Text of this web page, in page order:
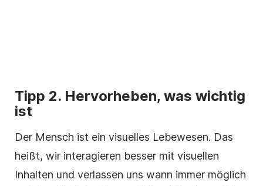
Tipp 2. Hervorheben, was wichtig
ist
Der Mensch ist ein visuelles Lebewesen. Das
heißt, wir interagieren besser mit visuellen
Inhalten und verlassen uns wann immer möglich